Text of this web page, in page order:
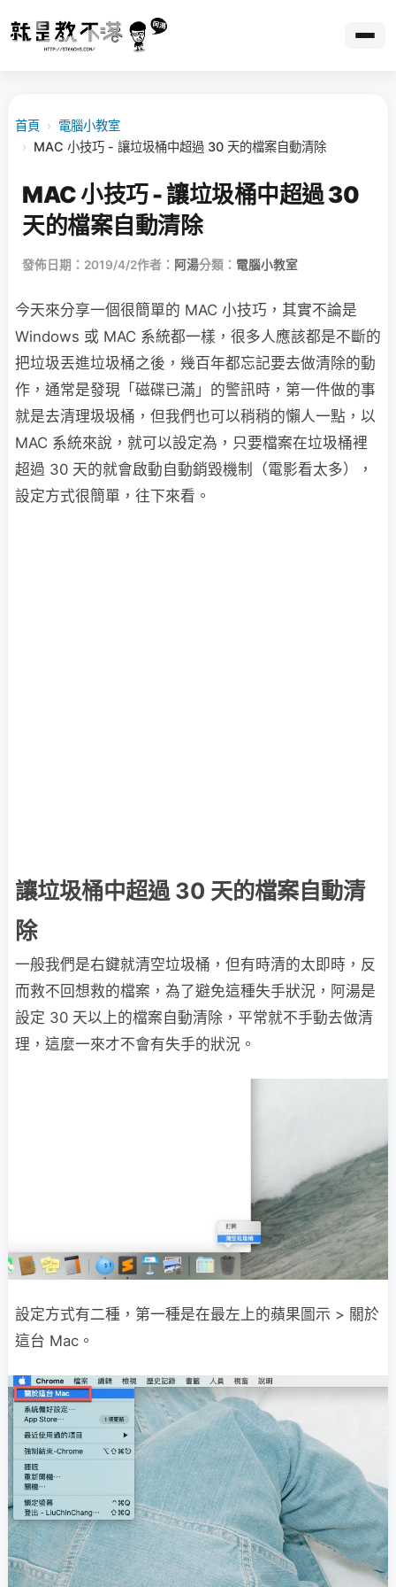
首頁 › 電腦小教室
› MAC 小技巧 - 讓垃圾桶中超過 30 天的檔案自動清除
MAC 小技巧 - 讓垃圾桶中超過 30
天的檔案自動清除
發佈日期：2019/4/2作者： 阿湯分類： 電腦小教室
今天來分享一個很簡單的 MAC 小技巧，其實不論是
Windows 或 MAC 系統都一樣，很多人應該都是不斷的
把垃圾丟進垃圾桶之後，幾百年都忘記要去做清除的動
作，通常是發現「磁碟已滿」的警訊時，第一件做的事
就是去清理圾圾桶，但我們也可以稍稍的懶人一點，以
MAC 系統來說，就可以設定為，只要檔案在垃圾桶裡
超過 30 天的就會啟動自動銷毀機制（電影看太多），
設定方式很簡單，往下來看。
讓垃圾桶中超過 30 天的檔案自動清
除
一般我們是右鍵就清空垃圾桶，但有時清的太即時，反
而救不回想救的檔案，為了避免這種失手狀況，阿湯是
設定 30 天以上的檔案自動清除，平常就不手動去做清
理，這麼一來才不會有失手的狀況。
設定方式有二種，第一種是在最左上的蘋果圖示 > 關於
這台 Mac。